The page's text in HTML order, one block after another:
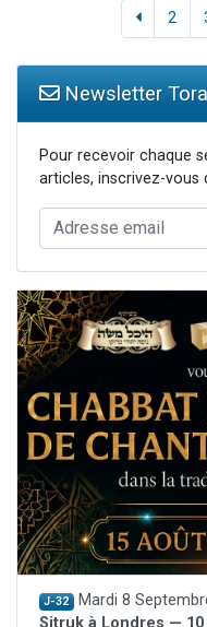
2
Newsletter
Pour recevoir chaque
articles, inscrivez-vous
J-32 Mardi 8
Sitruk à Londres — 10